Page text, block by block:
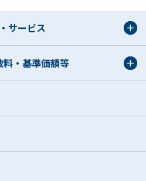
サービス
料・基準価額等